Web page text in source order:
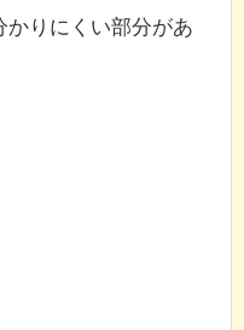
かりにくい部分があ